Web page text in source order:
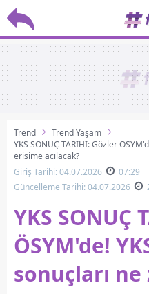
Trend
Trend Yaşam
YKS SONUÇ TARİHİ: Gözler
erişime açılacak?
Giriş Tarihi: 04.07.2026
07:29
Güncelleme Tarihi: 04.07.2026
YKS SONUÇ
ÖSYM'de!
sonuçları ne